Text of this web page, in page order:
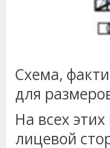
Схема,
для
На всех
лицевой